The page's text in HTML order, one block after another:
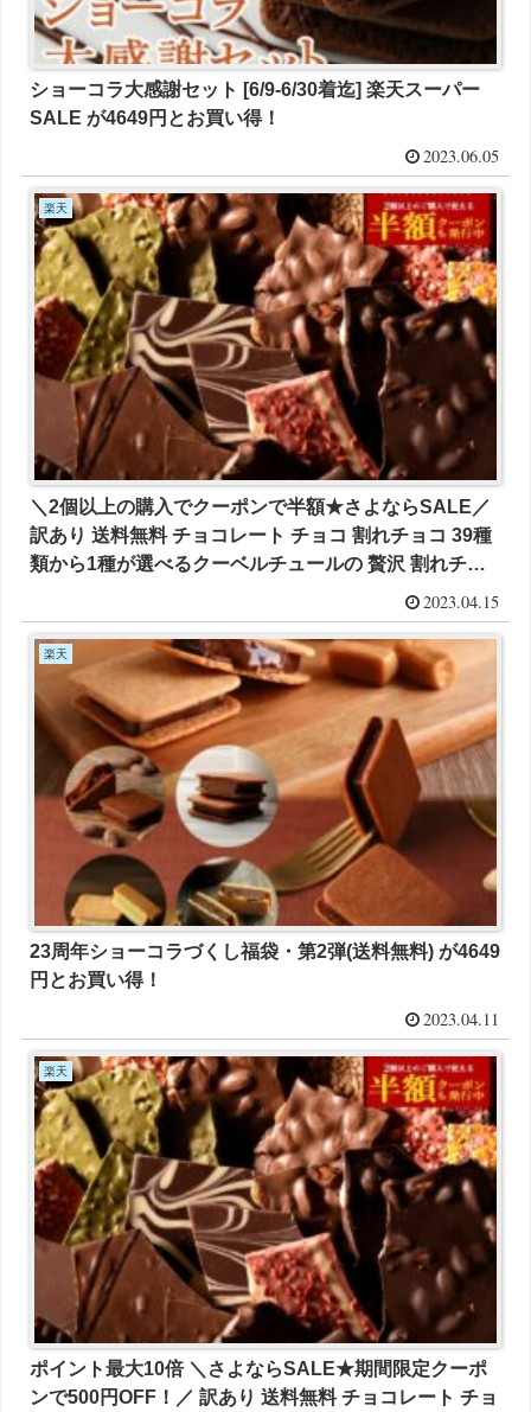
ショーコラ大感謝セット [6/9-6/30着迄] 楽天スーパー
SALE が4649円とお買い得！
2023.06.05
楽天
＼2個以上の購入でクーポンで半額★さよならSALE／
訳あり 送料無料 チョコレート チョコ 割れチョコ 39種
類から1種が選べるクーベルチュールの 贅沢 割れチョ
2023.04.15
楽天
23周年ショーコラづくし福袋・第2弾(送料無料) が4649
円とお買い得！
2023.04.11
楽天
ポイント最大10倍 ＼さよならSALE★期間限定クーポ
ンで500円OFF！／ 訳あり 送料無料 チョコレート チョ